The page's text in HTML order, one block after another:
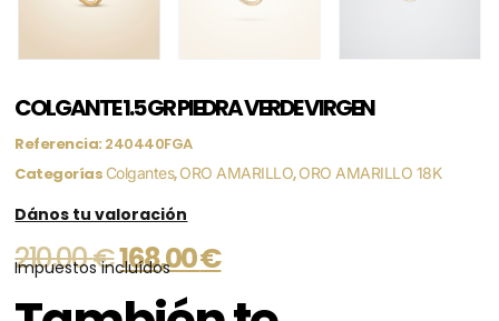
COLGANTE 1.5 GR PIEDRA VERDE VIRGEN
Referencia: 240440FGA
Categorías Colgantes,ORO AMARILLO,ORO AMARILLO 18K
Dános tu valoración
210,00€168,00€
Impuestos incluídos